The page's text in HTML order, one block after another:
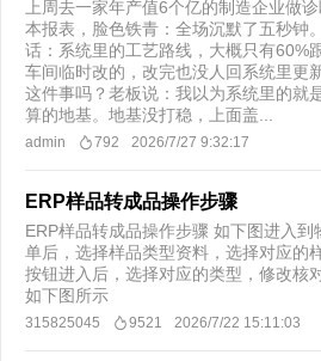
上周去一家年产值6个亿的制造企业做
本报表，脸色铁青：​全场沉默了五秒钟
话：系统里的工艺路线，大概只有60%
车间临时改的，改完也没人回系统里更
这件事吗？老板说：我以为系统里的就
算的地基。地基没打稳，上面盖...
admin 792 2026/7/27 9:32:17
ERP样品转成品操作步骤
ERP样品转成品操作步骤 如下图进入
单后，选择样品类型资料，选择对应的
按钮进入后，选择对应的类型，修改核
如下图所示
315825045 9521 2026/7/22 15:11:03